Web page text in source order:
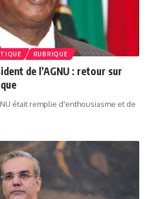
RUBRIQUE
de l’AGNU : retour sur
était remplie d'enthousiasme et de